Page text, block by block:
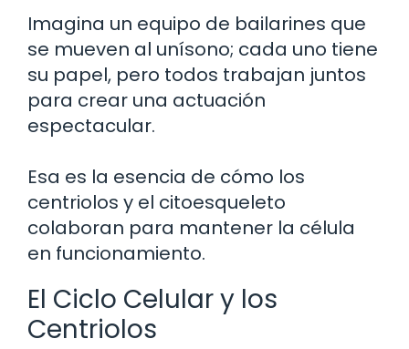
Imagina un equipo de bailarines que
se mueven al unísono; cada uno tiene
su papel, pero todos trabajan juntos
para crear una actuación
espectacular.
Esa es la esencia de cómo los
centriolos y el citoesqueleto
colaboran para mantener la célula
en funcionamiento.
El Ciclo Celular y los
Centriolos